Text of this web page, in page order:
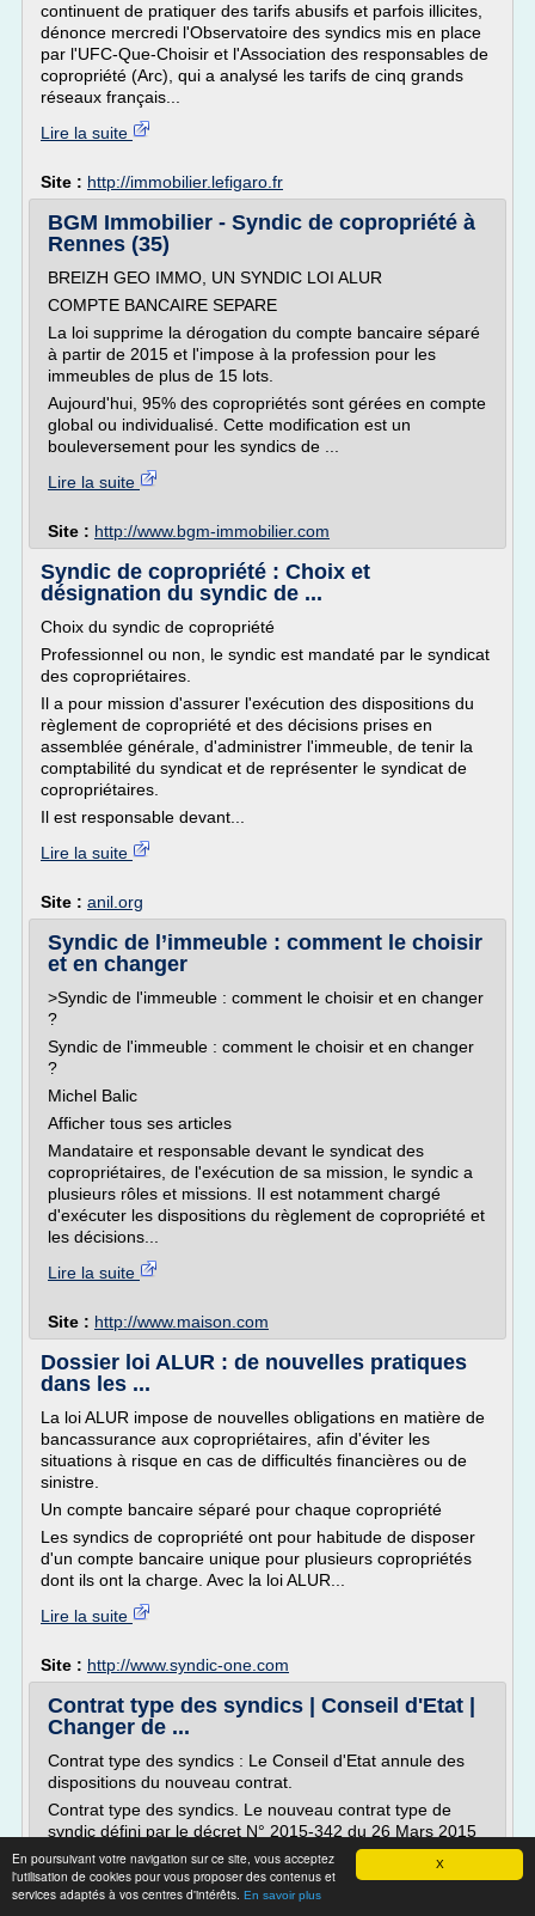
X
En poursuivant votre navigation sur ce site, vous acceptez
l'utilisation de cookies pour vous proposer des contenus et
services adaptés à vos centres d'intérêts. En savoir plus
continuent de pratiquer des tarifs abusifs et parfois illicites,
dénonce mercredi l'Observatoire des syndics mis en place
par l'UFC-Que-Choisir et l'Association des responsables de
copropriété (Arc), qui a analysé les tarifs de cinq grands
réseaux français...
Lire la suite
Site : http://immobilier.lefigaro.fr
BGM Immobilier - Syndic de copropriété à
Rennes (35)
BREIZH GEO IMMO, UN SYNDIC LOI ALUR
COMPTE BANCAIRE SEPARE
La loi supprime la dérogation du compte bancaire séparé
à partir de 2015 et l'impose à la profession pour les
immeubles de plus de 15 lots.
Aujourd'hui, 95% des copropriétés sont gérées en compte
global ou individualisé. Cette modification est un
bouleversement pour les syndics de ...
Lire la suite
Site : http://www.bgm-immobilier.com
Syndic de copropriété : Choix et
désignation du syndic de ...
Choix du syndic de copropriété
Professionnel ou non, le syndic est mandaté par le syndicat
des copropriétaires.
Il a pour mission d'assurer l'exécution des dispositions du
règlement de copropriété et des décisions prises en
assemblée générale, d'administrer l'immeuble, de tenir la
comptabilité du syndicat et de représenter le syndicat de
copropriétaires.
Il est responsable devant...
Lire la suite
Site : anil.org
Syndic de l’immeuble : comment le choisir
et en changer
>Syndic de l'immeuble : comment le choisir et en changer
?
Syndic de l'immeuble : comment le choisir et en changer
?
Michel Balic
Afficher tous ses articles
Mandataire et responsable devant le syndicat des
copropriétaires, de l'exécution de sa mission, le syndic a
plusieurs rôles et missions. Il est notamment chargé
d'exécuter les dispositions du règlement de copropriété et
les décisions...
Lire la suite
Site : http://www.maison.com
Dossier loi ALUR : de nouvelles pratiques
dans les ...
La loi ALUR impose de nouvelles obligations en matière de
bancassurance aux copropriétaires, afin d'éviter les
situations à risque en cas de difficultés financières ou de
sinistre.
Un compte bancaire séparé pour chaque copropriété
Les syndics de copropriété ont pour habitude de disposer
d'un compte bancaire unique pour plusieurs copropriétés
dont ils ont la charge. Avec la loi ALUR...
Lire la suite
Site : http://www.syndic-one.com
Contrat type des syndics | Conseil d'Etat |
Changer de ...
Contrat type des syndics : Le Conseil d'Etat annule des
dispositions du nouveau contrat.
Contrat type des syndics. Le nouveau contrat type de
syndic défini par le décret N° 2015-342 du 26 Mars 2015
présentait des dispositions jugées illégales par les
professionnels.
Me Thomas LYON-CAENl a formulée une requête